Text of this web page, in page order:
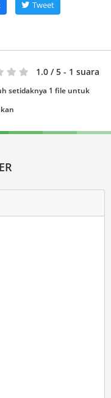
Tweet
1.0 / 5 - 1 suara
setidaknya 1 file untuk